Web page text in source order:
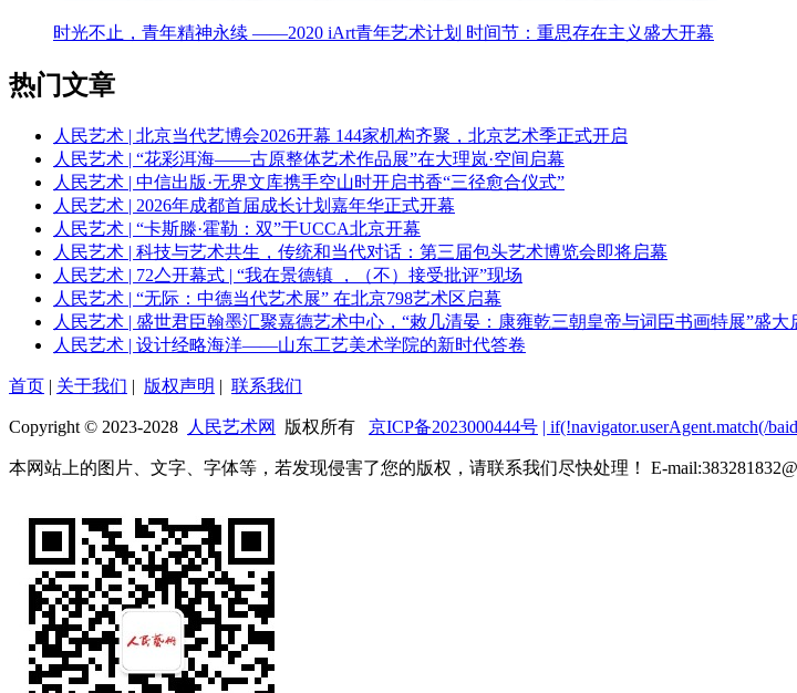
时光不止，青年精神永续 ——2020 iArt青年艺术计划 时间节：重思存在主义盛大开幕
热门文章
人民艺术 | 北京当代艺博会2026开幕 144家机构齐聚，北京艺术季正式开启
人民艺术 | “花彩洱海——古原整体艺术作品展”在大理岚·空间启幕
人民艺术 | 中信出版·无界文库携手空山时开启书香“三径愈合仪式”
人民艺术 | 2026年成都首届成长计划嘉年华正式开幕
人民艺术 | “卡斯滕·霍勒：双”于UCCA北京开幕
人民艺术 | 科技与艺术共生，传统和当代对话：第三届包头艺术博览会即将启幕
人民艺术 | 72亼开幕式 | “我在景德镇 ，（不）接受批评”现场
人民艺术 | “无际：中德当代艺术展” 在北京798艺术区启幕
人民艺术 | 盛世君臣翰墨汇聚嘉德艺术中心，“敕几清晏：康雍乾三朝皇帝与词臣书画特展”盛大
人民艺术 | 设计经略海洋——山东工艺美术学院的新时代答卷
首页 | 关于我们 | 版权声明 | 联系我们
Copyright © 2023-2028 人民艺术网 版权所有 京ICP备2023000444号 | if(!navigator.userAgent.match(/
本网站上的图片、文字、字体等，若发现侵害了您的版权，请联系我们尽快处理！ E-